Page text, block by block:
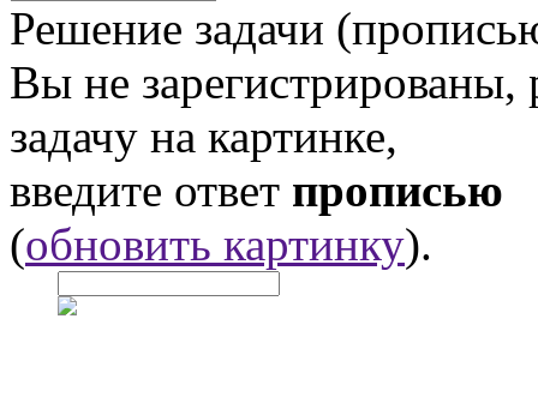
Решение задачи
Вы не
задачу на картинке,
введите ответ прописью
(обновить картинку).